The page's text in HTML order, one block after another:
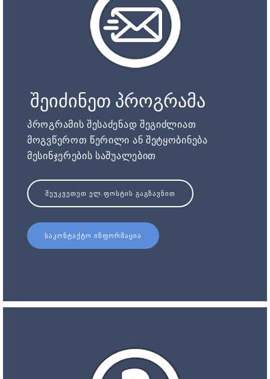
შეიძინეთ პროგრამა
პროგრამის შესაძენად შეგიძლიათ
მოგვწეროთ წერილი ან შეტყობინება
მესინჯერების საშუალებით
ᲨᲔᲣᲙᲕᲔᲗᲔᲗ ᲔᲚ.ᲤᲝᲡᲢᲘᲡ ᲒᲐᲒᲖᲐᲕᲜᲘᲗ
ᲡᲐᲙᲝᲜᲢᲐᲥᲢᲝ ᲘᲜᲤᲝᲠᲛᲐᲪᲘᲐ